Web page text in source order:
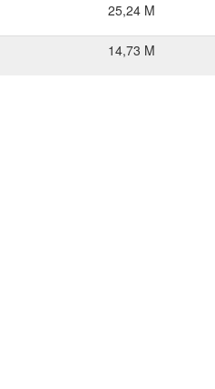
25,24 M
14,73 M